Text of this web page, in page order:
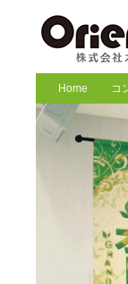
Home コ